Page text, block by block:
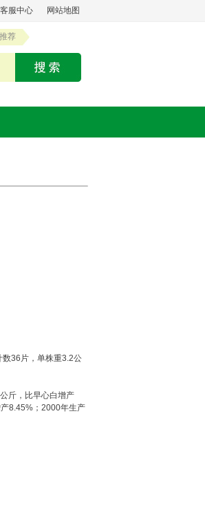
客服中心 网站地图
荐
36片，单株重3.2公
斤，比早心白增产
8.45%；2000年生产